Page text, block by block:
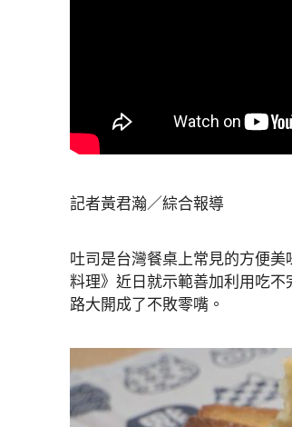
記者黃君瀚／綜合報導
吐司是台灣餐桌上常見的方便
料理》近日就示範善加利用吃
路大開成了不敗零嘴。